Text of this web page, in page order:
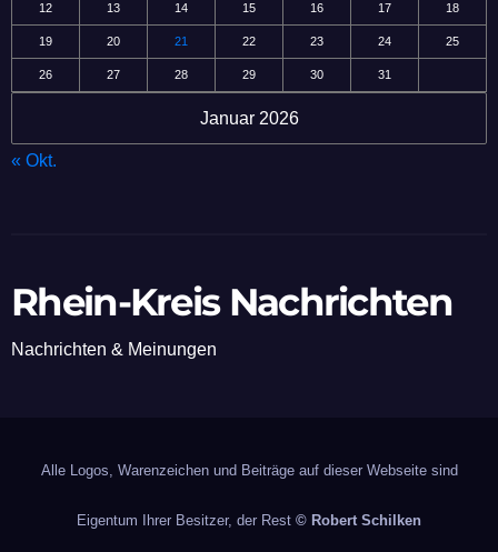
Januar 2026
12 13 14 15 16 17 18
19 20 21 22 23 24 25
26 27 28 29 30 31
« Okt.
Rhein-Kreis Nachrichten
Nachrichten & Meinungen
Alle Logos, Warenzeichen und Beiträge auf dieser Webseite sind
Eigentum Ihrer Besitzer, der Rest © Robert Schilken